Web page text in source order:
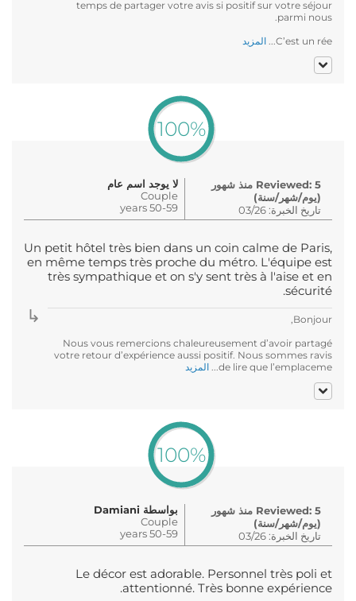
temps de partager votre avis si positif sur votre séjour
parmi nous.
C’est un rée...
المزيد
100%
لا يوجد اسم عام
Couple
50-59 years
Reviewed: 5 منذ شهور
(يوم/شهر/سنة)
تاريخ الخبرة: 03/26
Un petit hôtel très bien dans un coin calme de Paris,
en même temps très proche du métro. L'équipe est
très sympathique et on s'y sent très à l'aise et en
sécurité.
Bonjour,
Nous vous remercions chaleureusement d’avoir partagé
votre retour d’expérience aussi positif. Nous sommes ravis
de lire que l’emplaceme...
المزيد
100%
بواسطة Damiani
Couple
50-59 years
Reviewed: 5 منذ شهور
(يوم/شهر/سنة)
تاريخ الخبرة: 03/26
Le décor est adorable. Personnel très poli et
attentionné. Très bonne expérience.